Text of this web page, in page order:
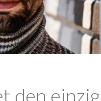
den